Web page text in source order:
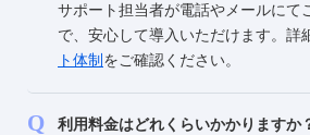
サポート担当者が電話やメールにて
で、安心して導入いただけます。詳
ト体制 をご確認ください。
利用料金はどれくらいかかりますか